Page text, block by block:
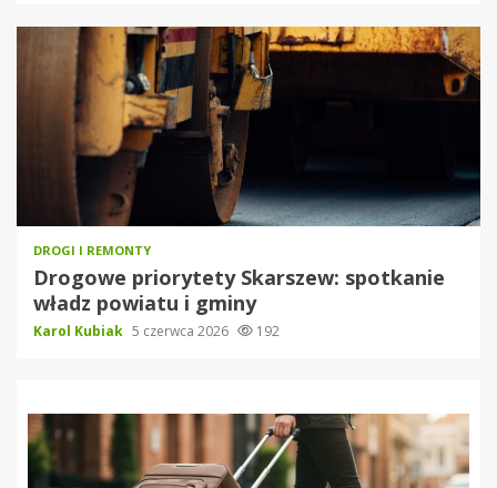
DROGI I REMONTY
Drogowe priorytety Skarszew: spotkanie
władz powiatu i gminy
Karol Kubiak 5 czerwca 2026 192